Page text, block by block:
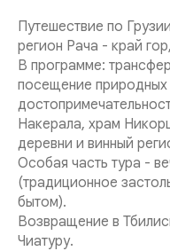
Путешествие по
регион Рача - край
В программе:
посещение природных
Накерала, храм
деревни и винный
Особая часть тура -
(традиционное
бытом).
Возвращение в
Чиатуру.